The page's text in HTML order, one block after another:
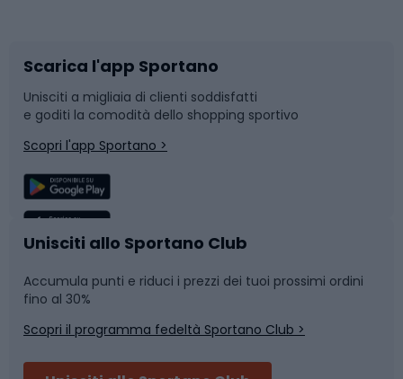
Bushcraft
Corsa
Sport di squadra
Caschi da ciclismo
Skitouring
Slitte e slittini
Snowboard
Camminata nordica
Nuoto
Pattinaggio
Scarica l'app Sportano
Unisciti a migliaia di clienti soddisfatti
e goditi la comodità dello shopping sportivo
Scopri l'app Sportano >
Unisciti allo Sportano Club
Accumula punti e riduci i prezzi dei tuoi prossimi ordini
fino al 30%
Scopri il programma fedeltà Sportano Club >